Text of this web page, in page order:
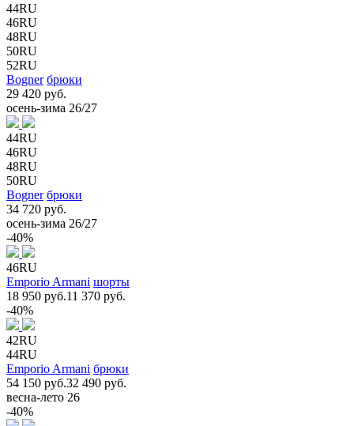
44RU
46RU
48RU
50RU
52RU
Bogner брюки
29 420 руб.
осень-зима 26/27
44RU
46RU
48RU
50RU
Bogner брюки
34 720 руб.
осень-зима 26/27
-40%
46RU
Emporio Armani шорты
18 950 руб.11 370 руб.
-40%
42RU
44RU
Emporio Armani брюки
54 150 руб.32 490 руб.
весна-лето 26
-40%